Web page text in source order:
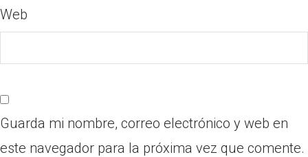
Web
Guarda mi nombre, correo electrónico y web en
este navegador para la próxima vez que comente.